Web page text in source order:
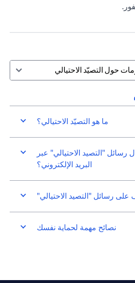
حول التصيّد الاحتيالي
ما هو التصيّد الاحتيالي؟
رسائل "التصيد الاحتيالي" عبر
البريد الإلكتروني؟
على رسائل "التصيد الاحتيالي"
نصائح مهمة لحماية نفسك